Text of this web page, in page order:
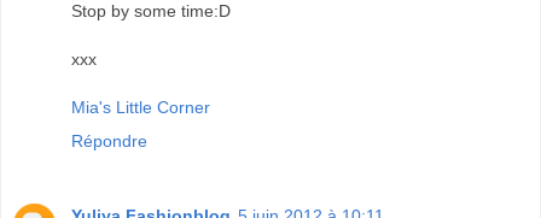
Stop by some time:D
xxx
Mia's Little Corner
Répondre